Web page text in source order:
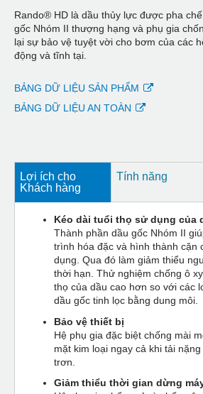
Rando® HD là dầu thủy lực được pha
gốc Nhóm II thượng hạng và phụ gia
lại sự bảo vệ tuyệt vời cho bơm của các
động và tĩnh tại.
BẢNG DỮ LIỆU SẢN PHẨM
BẢNG DỮ LIỆU AN TOÀN
Lợi ích cho
Khách hàng
Tính năng
Kéo dài tuổi thọ sử dụng của
Thành phần dầu gốc Nhóm II
trình hóa đặc và hình thành cặn
dụng. Qua đó làm giảm thiểu
thời hạn. Thử nghiệm chống ô
thọ của dầu cao hơn so với các
dầu gốc tinh lọc bằng dung môi.
Bảo vệ thiết bị
Hệ phụ gia đặc biệt chống mài
mặt kim loại ngay cả khi tải
trơn.
Giảm thiểu thời gian dừng